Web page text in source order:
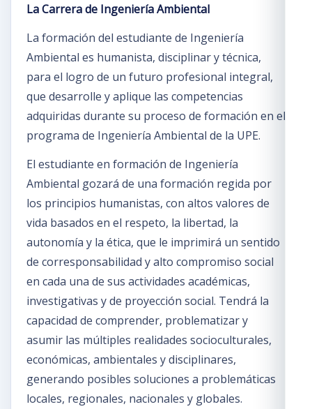
La Carrera de Ingeniería Ambiental
La formación del estudiante de Ingeniería
Ambiental es humanista, disciplinar y técnica,
para el logro de un futuro profesional integral,
que desarrolle y aplique las competencias
adquiridas durante su proceso de formación en el
programa de Ingeniería Ambiental de la UPE.
El estudiante en formación de Ingeniería
Ambiental gozará de una formación regida por
los principios humanistas, con altos valores de
vida basados en el respeto, la libertad, la
autonomía y la ética, que le imprimirá un sentido
de corresponsabilidad y alto compromiso social
en cada una de sus actividades académicas,
investigativas y de proyección social. Tendrá la
capacidad de comprender, problematizar y
asumir las múltiples realidades socioculturales,
económicas, ambientales y disciplinares,
generando posibles soluciones a problemáticas
locales, regionales, nacionales y globales.